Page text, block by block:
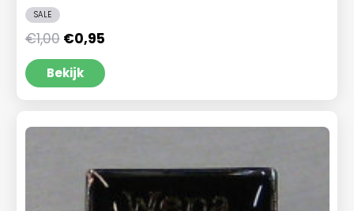
SALE
€1,00 Oorspronkelijke
prijs
was:
€1,00.
€0,95Huidige
is:
Bekijk